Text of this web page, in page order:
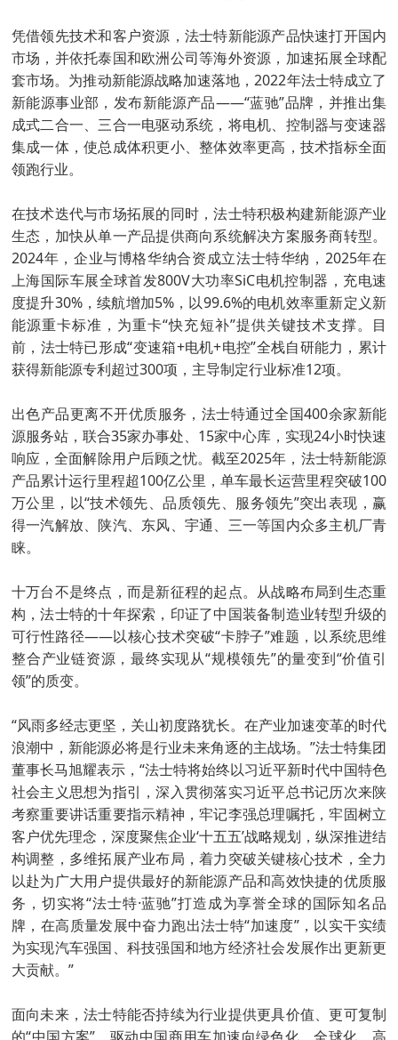
凭借领先技术和客户资源，法士特新能源产品快速打开国内
市场，并依托泰国和欧洲公司等海外资源，加速拓展全球配
套市场。为推动新能源战略加速落地，2022年法士特成立了
新能源事业部，发布新能源产品——“蓝驰”品牌，并推出集
成式二合一、三合一电驱动系统，将电机、控制器与变速器
集成一体，使总成体积更小、整体效率更高，技术指标全面
领跑行业。
在技术迭代与市场拓展的同时，法士特积极构建新能源产业
生态，加快从单一产品提供商向系统解决方案服务商转型。
2024年，企业与博格华纳合资成立法士特华纳，2025年在
上海国际车展全球首发800V大功率SiC电机控制器，充电速
度提升30%，续航增加5%，以99.6%的电机效率重新定义新
能源重卡标准，为重卡“快充短补”提供关键技术支撑。目
前，法士特已形成“变速箱+电机+电控”全栈自研能力，累计
获得新能源专利超过300项，主导制定行业标准12项。
出色产品更离不开优质服务，法士特通过全国400余家新能
源服务站，联合35家办事处、15家中心库，实现24小时快速
响应，全面解除用户后顾之忧。截至2025年，法士特新能源
产品累计运行里程超100亿公里，单车最长运营里程突破100
万公里，以“技术领先、品质领先、服务领先”突出表现，赢
得一汽解放、陕汽、东风、宇通、三一等国内众多主机厂青
睐。
十万台不是终点，而是新征程的起点。从战略布局到生态重
构，法士特的十年探索，印证了中国装备制造业转型升级的
可行性路径——以核心技术突破“卡脖子”难题，以系统思维
整合产业链资源，最终实现从“规模领先”的量变到“价值引
领”的质变。
“风雨多经志更坚，关山初度路犹长。在产业加速变革的时代
浪潮中，新能源必将是行业未来角逐的主战场。”法士特集团
董事长马旭耀表示，“法士特将始终以习近平新时代中国特色
社会主义思想为指引，深入贯彻落实习近平总书记历次来陕
考察重要讲话重要指示精神，牢记李强总理嘱托，牢固树立
客户优先理念，深度聚焦企业‘十五五’战略规划，纵深推进结
构调整，多维拓展产业布局，着力突破关键核心技术，全力
以赴为广大用户提供最好的新能源产品和高效快捷的优质服
务，切实将“法士特·蓝驰”打造成为享誉全球的国际知名品
牌，在高质量发展中奋力跑出法士特“加速度”，以实干实绩
为实现汽车强国、科技强国和地方经济社会发展作出更新更
大贡献。”
面向未来，法士特能否持续为行业提供更具价值、更可复制